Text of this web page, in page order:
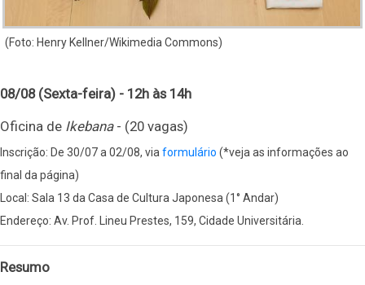
(Foto: Henry Kellner/Wikimedia Commons)
08/08 (Sexta-feira) - 12h às 14h
Oficina de Ikebana- (20 vagas)
Inscrição: De 30/07 a 02/08, via formulário (*veja as informações ao
final da página)
Local: Sala 13 da Casa de Cultura Japonesa (1° Andar)
Endereço: Av. Prof. Lineu Prestes, 159, Cidade Universitária.
Resumo